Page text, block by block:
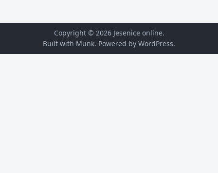
Copyright © 2026 Jesenice online.
Built with Munk. Powered by WordPress.